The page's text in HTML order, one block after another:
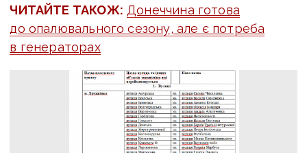
ЧИТАЙТЕ ТАКОЖ: Донеччина готова
до опалювального сезону, але є потреба
в генераторах